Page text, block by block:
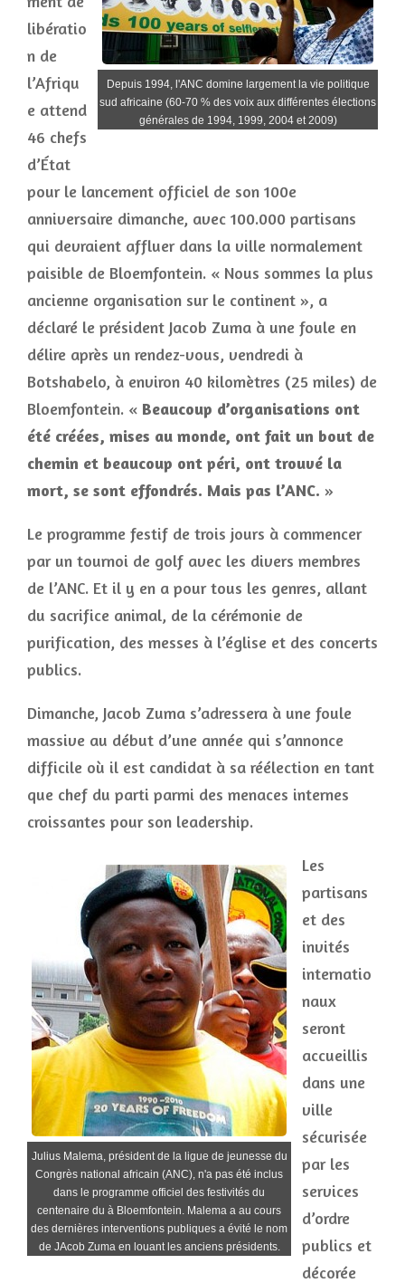
Depuis 1994, l'ANC domine largement la vie politique
sud africaine (60-70 % des voix aux différentes élections
générales de 1994, 1999, 2004 et 2009)
libératio
n de
l’Afriqu
e attend
46 chefs
d’État
pour le lancement officiel de son 100e
anniversaire dimanche, avec 100.000 partisans
qui devraient affluer dans la ville normalement
paisible de Bloemfontein. « Nous sommes la plus
ancienne organisation sur le continent », a
déclaré le président Jacob Zuma à une foule en
délire après un rendez-vous, vendredi à
Botshabelo, à environ 40 kilomètres (25 miles) de
Bloemfontein. « Beaucoup d’organisations ont
été créées, mises au monde, ont fait un bout de
chemin et beaucoup ont péri, ont trouvé la
mort, se sont effondrés. Mais pas l’ANC. »
Le programme festif de trois jours à commencer
par un tournoi de golf avec les divers membres
de l’ANC. Et il y en a pour tous les genres, allant
du sacrifice animal, de la cérémonie de
purification, des messes à l’église et des concerts
publics.
Dimanche, Jacob Zuma s’adressera à une foule
massive au début d’une année qui s’annonce
difficile où il est candidat à sa réélection en tant
que chef du parti parmi des menaces internes
croissantes pour son leadership.
Julius Malema, président de la ligue de jeunesse du
Congrès national africain (ANC), n'a pas été inclus
dans le programme officiel des festivités du
centenaire du à Bloemfontein. Malema a au cours
des dernières interventions publiques a évité le nom
de JAcob Zuma en louant les anciens présidents.
Les
partisans
et des
invités
internatio
naux
seront
accueillis
dans une
ville
sécurisée
par les
services
d’ordre
publics et
décorée